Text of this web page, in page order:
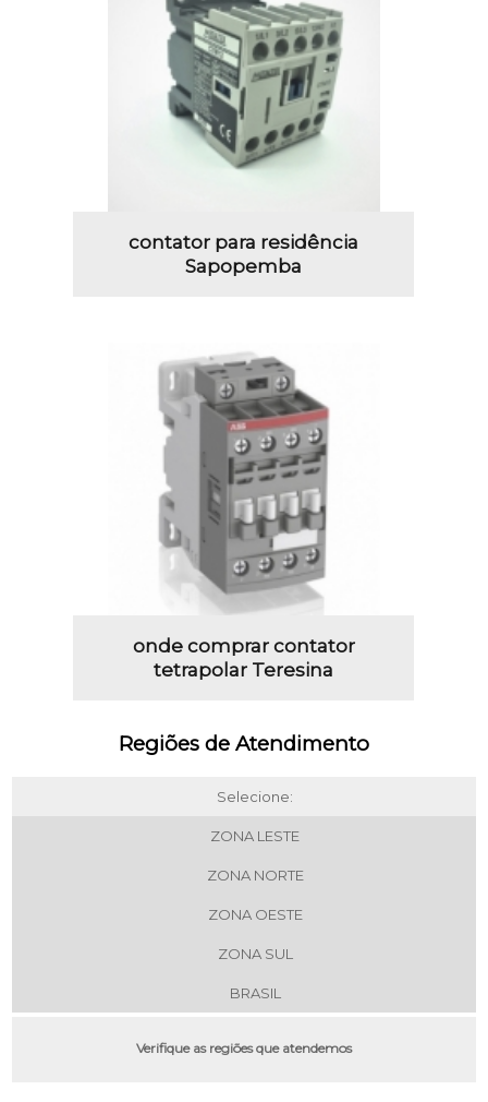
contator para residência
Sapopemba
onde comprar contator
tetrapolar Teresina
Regiões de Atendimento
Selecione:
ZONA LESTE
ZONA NORTE
ZONA OESTE
ZONA SUL
BRASIL
Verifique as regiões que atendemos